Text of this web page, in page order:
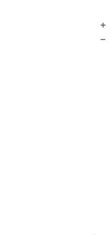
+
–